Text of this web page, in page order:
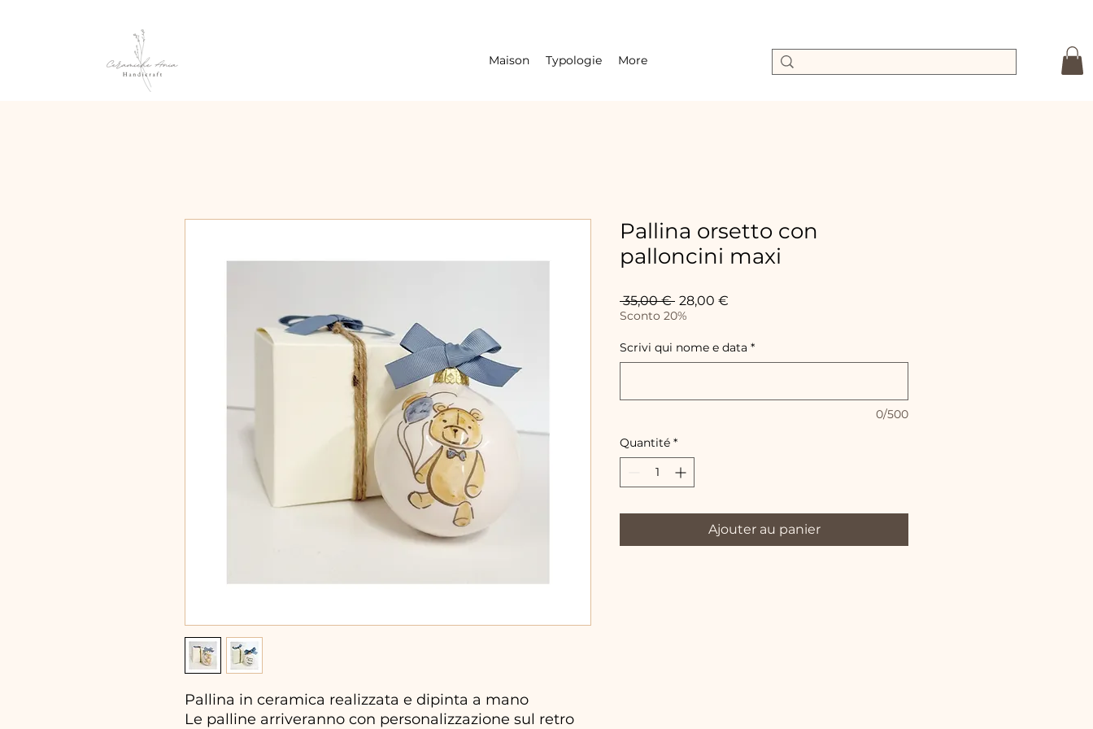
Maison Typologie More
Pallina in ceramica realizzata e dipinta a mano
Le palline arriveranno con personalizzazione sul retro
Pallina orsetto con
palloncini maxi
35,00 € Prix
original
28,00 €
Sconto 20%
Scrivi qui nome e data *
0/500
Quantité *
Ajouter au panier